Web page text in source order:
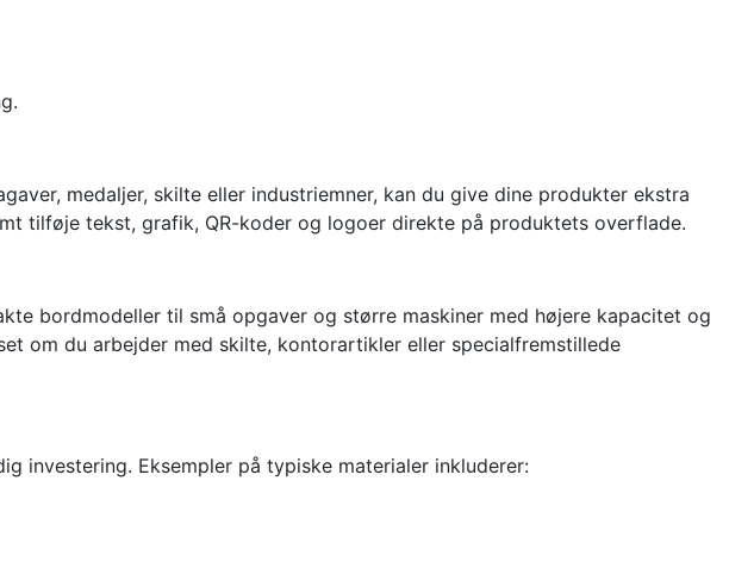
medaljer, skilte eller industriemner, kan du give dine produkter ekstra
tilføje tekst, grafik, QR-koder og logoer direkte på produktets overflade.
bordmodeller til små opgaver og større maskiner med højere kapacitet og
om du arbejder med skilte, kontorartikler eller specialfremstillede
investering. Eksempler på typiske materialer inkluderer: